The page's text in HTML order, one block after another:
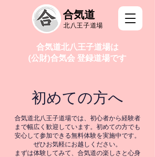
合気道
北八王子道場
合気道北八王子道場は
(公財)合気会 登録道場です
初めての方へ
合気道北八王子道場では、初心者から経験者
まで幅広く歓迎しています。初めての方でも
安心して参加できる無料体験を実施中です。
ぜひお気軽にお越しください。
まずは体験してみて、合気道の楽しさと心身